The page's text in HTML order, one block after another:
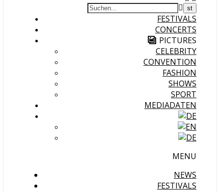
FESTIVALS
CONCERTS
PICTURES
CELEBRITY
CONVENTION
FASHION
SHOWS
SPORT
MEDIADATEN
MENU
NEWS
FESTIVALS